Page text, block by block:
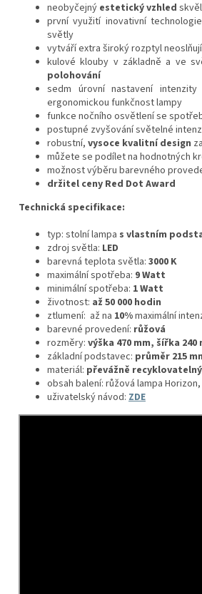
neobyčejný estetický vzhled
první využití inovativní technologie
světly
vytváří extra široký rozptyl
kulové klouby v základně a ve
polohování
sedm úrovní nastavení
ergonomickou funkčnost lampy
funkce nočního osvětlení se
postupné zvyšování světelné
robustní, vysoce kvalitní design
můžete se podílet na hodnotných
možnost výběru barevného
držitel ceny Red Dot Award
Technická specifikace:
typ: stolní lampa s vlastním
zdroj světla: LED
barevná teplota světla: 3000 K
maximální spotřeba: 9 Watt
minimální spotřeba: 1 Watt
životnost: až 50 000 hodin
ztlumení: až na 10%maximální
barevné provedení: růžová
rozměry: výška 470 mm, šířka 240
základní podstavec: průměr 215
materiál: převážně
obsah balení: růžová lampa
uživatelský návod: ZDE